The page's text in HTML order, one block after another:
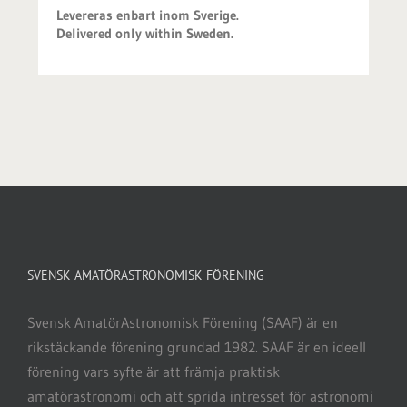
Levereras enbart inom Sverige.
Delivered only within Sweden.
SVENSK AMATÖRASTRONOMISK FÖRENING
Svensk AmatörAstronomisk Förening (SAAF) är en
rikstäckande förening grundad 1982. SAAF är en ideell
förening vars syfte är att främja praktisk
amatörastronomi och att sprida intresset för astronomi